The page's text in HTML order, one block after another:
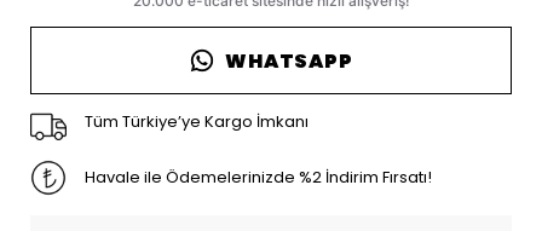
WHATSAPP
Tüm Türkiye’ye Kargo İmkanı
Havale ile Ödemelerinizde %2 İndirim Fırsatı!